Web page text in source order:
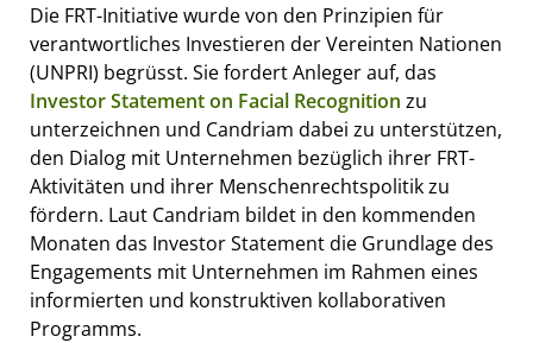
Die FRT-Initiative wurde von den Prinzipien für
verantwortliches Investieren der Vereinten Nationen
(UNPRI) begrüsst. Sie fordert Anleger auf, das
Investor Statement on Facial Recognition zu
unterzeichnen und Candriam dabei zu unterstützen,
den Dialog mit Unternehmen bezüglich ihrer FRT-
Aktivitäten und ihrer Menschenrechtspolitik zu
fördern. Laut Candriam bildet in den kommenden
Monaten das Investor Statement die Grundlage des
Engagements mit Unternehmen im Rahmen eines
informierten und konstruktiven kollaborativen
Programms.